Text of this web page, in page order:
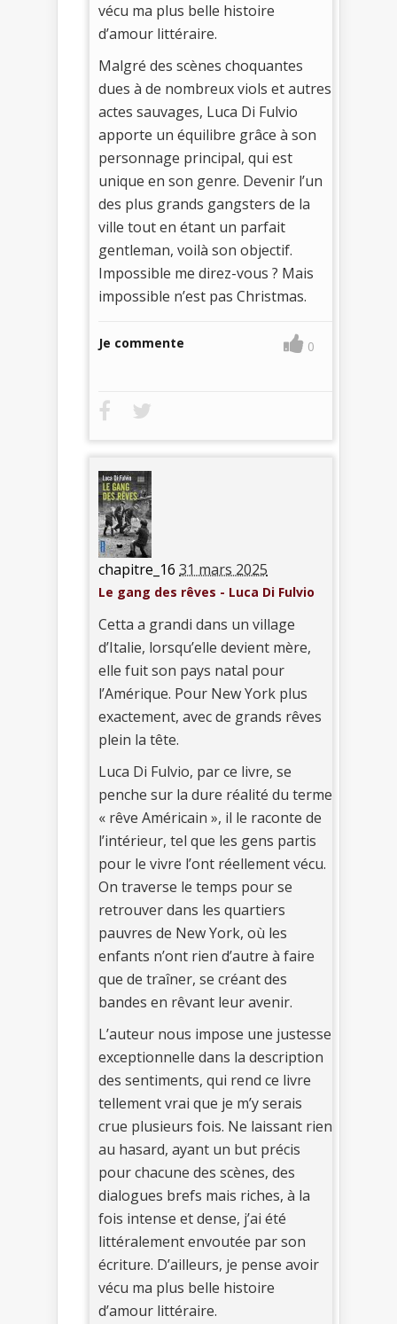
vécu ma plus belle histoire
d’amour littéraire.
Malgré des scènes choquantes
dues à de nombreux viols et autres
actes sauvages, Luca Di Fulvio
apporte un équilibre grâce à son
personnage principal, qui est
unique en son genre. Devenir l’un
des plus grands gangsters de la
ville tout en étant un parfait
gentleman, voilà son objectif.
Impossible me direz-vous ? Mais
impossible n’est pas Christmas.
Je commente 0
chapitre_16 31 mars 2025
Le gang des rêves - Luca Di Fulvio
Cetta a grandi dans un village
d’Italie, lorsqu’elle devient mère,
elle fuit son pays natal pour
l’Amérique. Pour New York plus
exactement, avec de grands rêves
plein la tête.
Luca Di Fulvio, par ce livre, se
penche sur la dure réalité du terme
« rêve Américain », il le raconte de
l’intérieur, tel que les gens partis
pour le vivre l’ont réellement vécu.
On traverse le temps pour se
retrouver dans les quartiers
pauvres de New York, où les
enfants n’ont rien d’autre à faire
que de traîner, se créant des
bandes en rêvant leur avenir.
L’auteur nous impose une justesse
exceptionnelle dans la description
des sentiments, qui rend ce livre
tellement vrai que je m’y serais
crue plusieurs fois. Ne laissant rien
au hasard, ayant un but précis
pour chacune des scènes, des
dialogues brefs mais riches, à la
fois intense et dense, j’ai été
littéralement envoutée par son
écriture. D’ailleurs, je pense avoir
vécu ma plus belle histoire
d’amour littéraire.